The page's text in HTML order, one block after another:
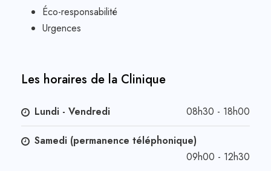
Éco-responsabilité
Urgences
Les horaires de la Clinique
Lundi - Vendredi 08h30 - 18h00
Samedi (permanence téléphonique)
09h00 - 12h30